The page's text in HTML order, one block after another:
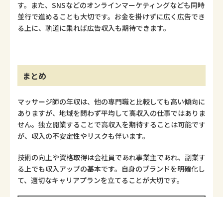
す。また、SNSなどのオンラインマーケティングなども同時
並行で進めることも大切です。お金を掛けずに広く広告でき
る上に、軌道に乗れば広告収入も期待できます。
まとめ
マッサージ師の年収は、他の専門職と比較しても高い傾向に
ありますが、地域を問わず平均して高収入の仕事ではありま
せん。独立開業することで高収入を期待することは可能です
が、収入の不安定性やリスクも伴います。
技術の向上や資格取得は会社員であれ事業主であれ、副業す
る上でも収入アップの基本です。自身のブランドを明確化し
て、適切なキャリアプランを立てることが大切です。